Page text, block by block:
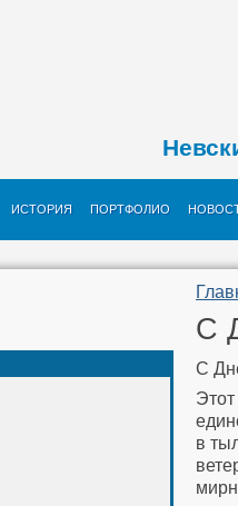
ИСТОРИЯ ПОРТФОЛИО
С
С
в